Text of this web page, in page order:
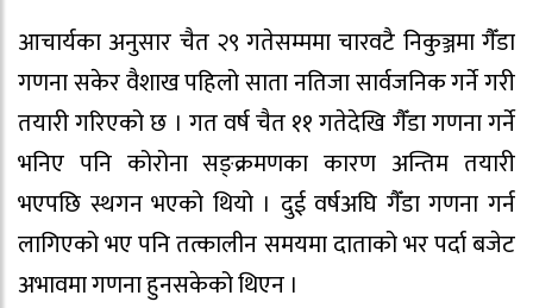
आचार्यका अनुसार चैत २९ गतेसम्ममा चारवटै निकुञ्जमा गैँडा
गणना सकेर वैशाख पहिलो साता नतिजा सार्वजनिक गर्ने गरी
तयारी गरिएको छ । गत वर्ष चैत ११ गतेदेखि गैँडा गणना गर्ने
भनिए पनि कोरोना सङ्क्रमणका कारण अन्तिम तयारी
भएपछि स्थगन भएको थियो । दुई वर्षअघि गैँडा गणना गर्न
लागिएको भए पनि तत्कालीन समयमा दाताको भर पर्दा बजेट
अभावमा गणना हुनसकेको थिएन ।